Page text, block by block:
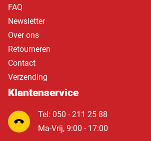
FAQ
Newsletter
Over ons
Retourneren
Contact
Verzending
Klantenservice
Tel: 050 - 211 25 88
Ma-Vrij, 9:00 - 17:00